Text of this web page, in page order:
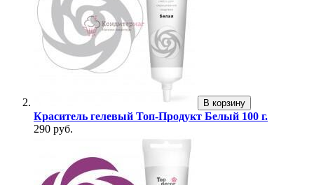
В корзину
Краситель гелевый Топ-Продукт Белый 100 г.
290 руб.